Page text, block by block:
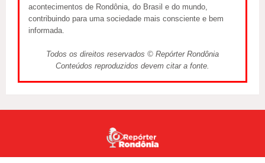
acontecimentos de Rondônia, do Brasil e do mundo,
contribuindo para uma sociedade mais consciente e bem
informada.
Todos os direitos reservados © Repórter Rondônia
Conteúdos reproduzidos devem citar a fonte.